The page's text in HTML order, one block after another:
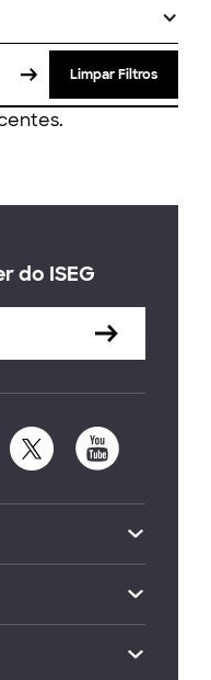
Limpar Filtros
do ISEG